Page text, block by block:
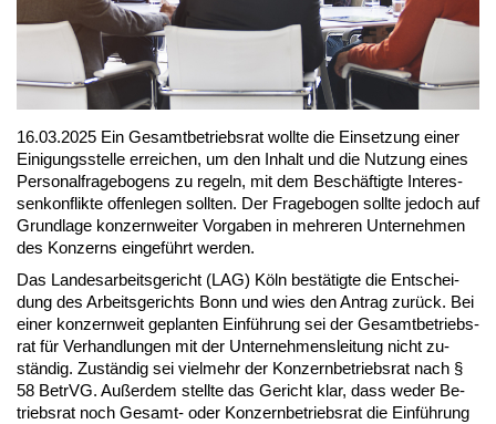
16.03.2025 Ein Ge­samt­be­triebs­rat woll­te die Ein­set­zung ei­ner
Ei­ni­gungs­stel­le er­rei­chen, um den In­halt und die Nut­zung ei­nes
Per­so­nal­fra­ge­bo­gens zu re­geln, mit dem Be­schäf­tig­te In­ter­es­
sen­kon­flik­te of­fen­le­gen soll­ten. Der Fra­ge­bo­gen soll­te je­doch auf
Grund­la­ge kon­zern­wei­ter Vor­ga­ben in meh­re­ren Un­ter­neh­men
des Kon­zerns ein­ge­führt wer­den.
Das Lan­des­ar­beits­ge­richt (LAG) Köln be­stä­tig­te die Ent­schei­
dung des Ar­beits­ge­richts Bonn und wies den An­trag zu­rück. Bei
ei­ner kon­zern­weit ge­plan­ten Ein­füh­rung sei der Ge­samt­be­triebs­
rat für Ver­hand­lun­gen mit der Un­ter­neh­mens­lei­tung nicht zu­
stän­dig. Zu­stän­dig sei viel­mehr der Kon­zern­be­triebs­rat nach §
58 Be­trVG. Au­ßer­dem stell­te das Ge­richt klar, dass we­der Be­
triebs­rat noch Ge­samt- oder Kon­zern­be­triebs­rat die Ein­füh­rung